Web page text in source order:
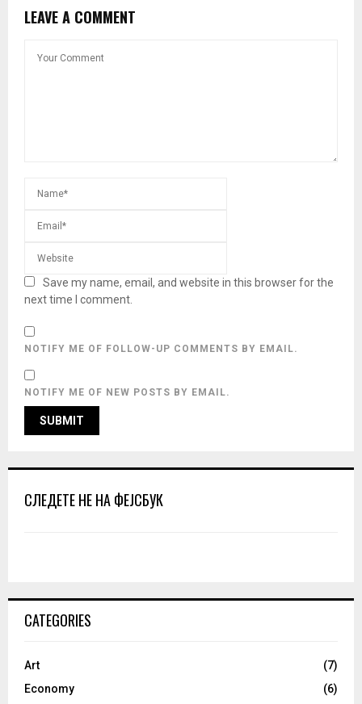
LEAVE A COMMENT
Save my name, email, and website in this browser for the
next time I comment.
NOTIFY ME OF FOLLOW-UP COMMENTS BY EMAIL.
NOTIFY ME OF NEW POSTS BY EMAIL.
СЛЕДЕТЕ НЕ НА ФЕЈСБУК
CATEGORIES
Art
(7)
Economy
(6)